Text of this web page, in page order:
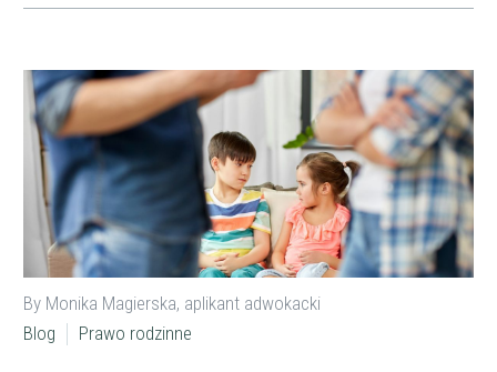
By Monika Magierska, aplikant adwokacki
Blog
Prawo rodzinne